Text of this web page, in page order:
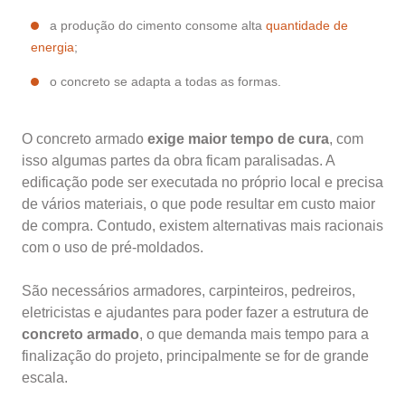
a produção do cimento consome alta quantidade de
energia;
o concreto se adapta a todas as formas.
O concreto armado exige maior tempo de cura, com
isso algumas partes da obra ficam paralisadas. A
edificação pode ser executada no próprio local e precisa
de vários materiais, o que pode resultar em custo maior
de compra. Contudo, existem alternativas mais racionais
com o uso de pré-moldados.
São necessários armadores, carpinteiros, pedreiros,
eletricistas e ajudantes para poder fazer a estrutura de
concreto armado, o que demanda mais tempo para a
finalização do projeto, principalmente se for de grande
escala.